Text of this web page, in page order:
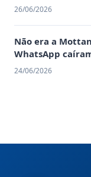
26/06/2026
Não era a
WhatsApp
24/06/2026